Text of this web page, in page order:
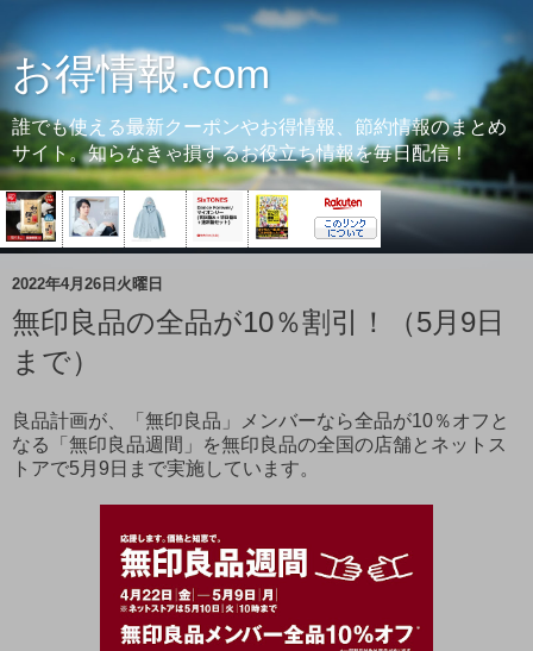
お得情報.com
誰でも使える最新クーポンやお得情報、節約情報のまとめ
サイト。知らなきゃ損するお役立ち情報を毎日配信！
2022年4月26日火曜日
無印良品の全品が10％割引！（5月9日
まで）
良品計画が、「無印良品」メンバーなら全品が10％オフと
なる「無印良品週間」を無印良品の全国の店舗とネットス
トアで5月9日まで実施しています。